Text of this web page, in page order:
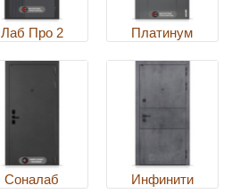
Лаб Про 2 Платинум
Соналаб Инфинити